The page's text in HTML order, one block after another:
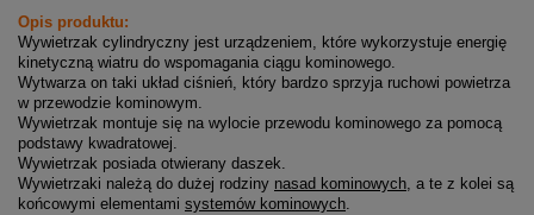
Opis produktu:
Wywietrzak cylindryczny jest urządzeniem, które wykorzystuje energię
kinetyczną wiatru do wspomagania ciągu kominowego.
Wytwarza on taki układ ciśnień, który bardzo sprzyja ruchowi powietrza
w przewodzie kominowym.
Wywietrzak montuje się na wylocie przewodu kominowego za pomocą
podstawy kwadratowej.
Wywietrzak posiada otwierany daszek.
Wywietrzaki należą do dużej rodziny nasad kominowych, a te z kolei są
końcowymi elementami systemów kominowych.